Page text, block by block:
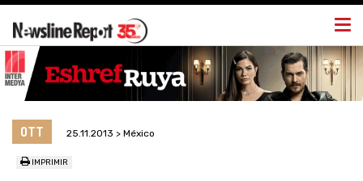
OTT 25.11.2013 > México
IMPRIMIR